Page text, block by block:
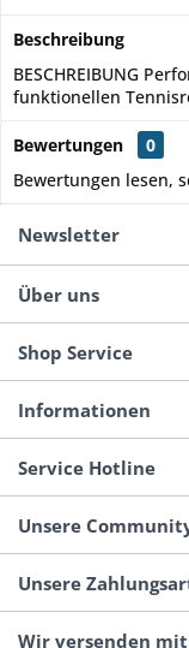
Beschreibung
BESCHREIBUNG
funktionellen
Bewertungen
0
Bewertungen lesen,
Newsletter
Über uns
Shop Service
Informationen
Service Hotline
Unsere
Unsere
Wir versenden